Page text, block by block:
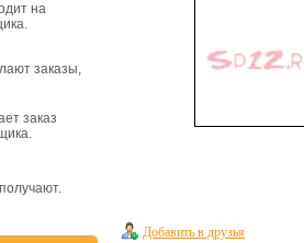
Добавить в друзья
на
заказы,
заказ